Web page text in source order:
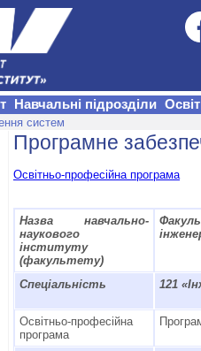
Навчальні підрозділи
систем
Програмне
Освітньо-професійна програма
Назва навчально-
наукового
інституту
(факультету)
Спеціальність 121
Освітньо-професійна
програма